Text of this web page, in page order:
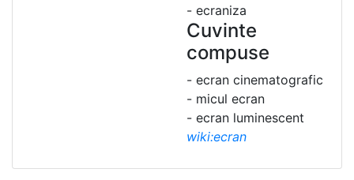
- ecraniza
Cuvinte
compuse
- ecran cinematografic
- micul ecran
- ecran luminescent
wiki:ecran